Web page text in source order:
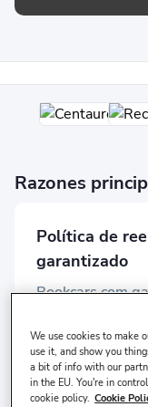
Razones
Política de
garantizado
Bookcars.com
reserva. ¡La
asegurada con
We use cookies to make
use it, and show you
a bit of info with our
in the EU. You're in
cookie policy. Cookie